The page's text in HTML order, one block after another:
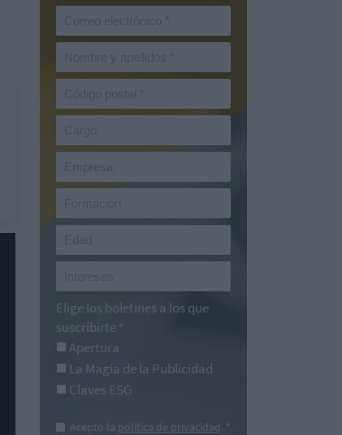
Elige los boletines a los que
suscribirte *
Apertura
La Magia de la Publicidad
Claves ESG
Acepto la política de privacidad. *